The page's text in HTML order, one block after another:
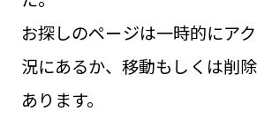
お探しのページは一時的にア
況にあるか、移動もしくは削
あります。